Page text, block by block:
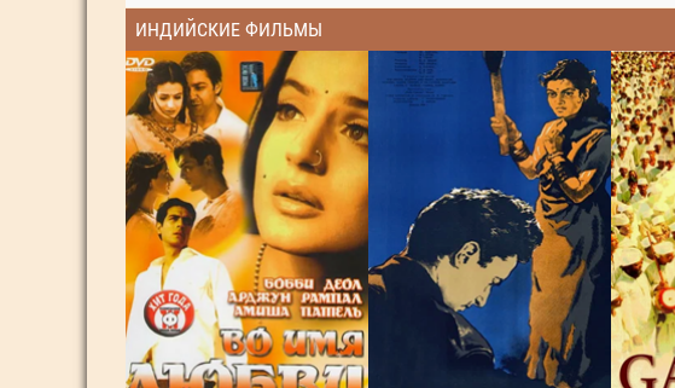
ИНДИЙСКИЕ ФИЛЬМЫ